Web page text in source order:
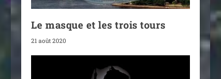
Le masque et les trois tours
21 août 2020